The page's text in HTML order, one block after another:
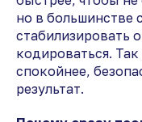
но в большинстве
стабилизировать
кодироваться.
спокойнее,
результат.